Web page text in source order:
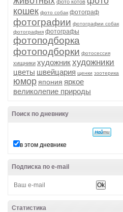
фото котов
кошек фото собак фотограф
фотографии фотографии собак
фотография фотографы
фотоподборка
фотоподборки фотосессия
хищники художникхудожники
цветы швейцария щенки эзотерика
юмор япония яркое
великолепие природы
Поиск по дневнику
в этом дневнике
Подписка по e-mail
Статистика